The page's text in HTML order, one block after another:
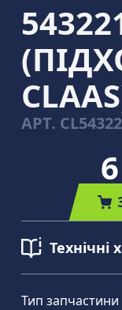
АРТ.
Технічні
Тип запчастини